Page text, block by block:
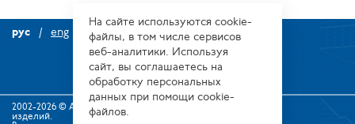
2002-2026 © Алтайский завод прецизионных
изделий.
рус eng
На сайте используются сооkіе-
файлы, в том числе сервисов
веб-аналитики. Используя
сайт, вы соглашаетесь на
обработку персональных
данных при помощи cookie-
файлов.